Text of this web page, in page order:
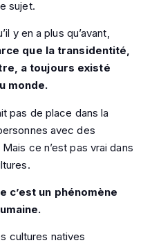
sujet.
y en a plus qu’avant,
que la transidentité,
a toujours existé
monde.
pas de place dans la
avec des
ce n’est pas vrai dans
c’est un phénomène
cultures natives